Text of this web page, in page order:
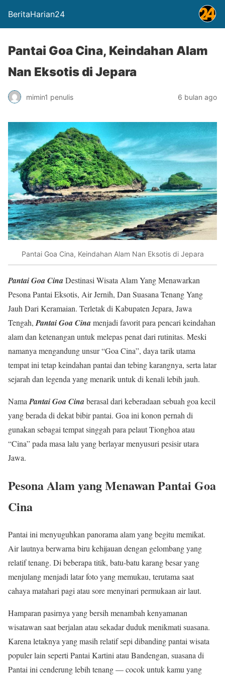
BeritaHarian24
Pantai Goa Cina, Keindahan Alam
Nan Eksotis di Jepara
mimin1 penulis 6 bulan ago
Pantai Goa Cina, Keindahan Alam Nan Eksotis di Jepara
Pantai Goa CinaDestinasi Wisata Alam Yang Menawarkan
Pesona Pantai Eksotis, Air Jernih, Dan Suasana Tenang Yang
Jauh Dari Keramaian. Terletak di Kabupaten Jepara, Jawa
Tengah, Pantai Goa Cinamenjadi favorit para pencari keindahan
alam dan ketenangan untuk melepas penat dari rutinitas. Meski
namanya mengandung unsur “Goa Cina”, daya tarik utama
tempat ini tetap keindahan pantai dan tebing karangnya, serta latar
sejarah dan legenda yang menarik untuk di kenali lebih jauh.
Nama Pantai Goa Cinaberasal dari keberadaan sebuah goa kecil
yang berada di dekat bibir pantai. Goa ini konon pernah di
gunakan sebagai tempat singgah para pelaut Tionghoa atau
“Cina” pada masa lalu yang berlayar menyusuri pesisir utara
Jawa.
Pesona Alam yang Menawan Pantai Goa
Cina
Pantai ini menyuguhkan panorama alam yang begitu memikat.
Air lautnya berwarna biru kehijauan dengan gelombang yang
relatif tenang. Di beberapa titik, batu-batu karang besar yang
menjulang menjadi latar foto yang memukau, terutama saat
cahaya matahari pagi atau sore menyinari permukaan air laut.
Hamparan pasirnya yang bersih menambah kenyamanan
wisatawan saat berjalan atau sekadar duduk menikmati suasana.
Karena letaknya yang masih relatif sepi dibanding pantai wisata
populer lain seperti Pantai Kartini atau Bandengan, suasana di
Pantai ini cenderung lebih tenang — cocok untuk kamu yang